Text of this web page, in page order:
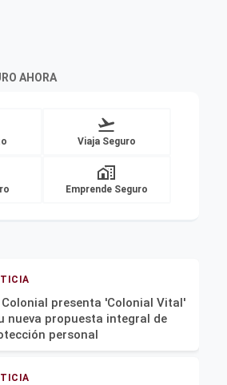
AHORA
flight_takeoff
Viaja Seguro
home_work
Emprende Seguro
Colonial presenta 'Colonial Vital'
nueva propuesta integral de
personal